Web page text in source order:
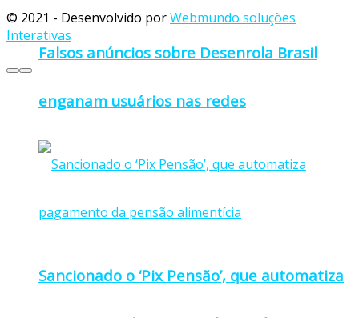
Falsos anúncios sobre Desenrola Brasil
enganam usuários nas redes
Sancionado o ‘Pix Pensão’, que automatiza
© 2021 - Desenvolvido porWebmundo soluções
Interativas